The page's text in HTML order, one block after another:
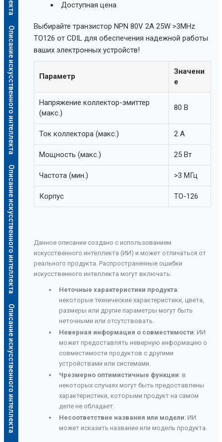
Описание искусственного интеллекта
Описание искусственного интеллекта
Описание искусственного интеллекта
Доступная цена
Выбирайте транзистор NPN 80V 2A 25W >3MHz
TO126 от CDIL для обеспечения надежной работы
ваших электронных устройств!
Параметр
Значени
е
Напряжение коллектор-эмиттер
(макс.)
80 В
Ток коллектора (макс.) 2 А
Мощность (макс.) 25 Вт
Частота (мин.) >3 МГц
Корпус TO-126
Данное описание создано с использованием
искусственного интеллекта (ИИ) и может отличаться от
реального продукта. Распространенные ошибки
искусственного интеллекта могут включать:
Неточные характеристики продукта:
некоторые технические характеристики, цвета,
размеры или другие параметры могут быть
неточными или отсутствовать.
Неверная информация о совместимости: ИИ
может предоставлять неверную информацию о
совместимости продуктов с другими
устройствами или системами.
Чрезмерно оптимистичные функции: в
некоторых случаях могут быть предоставлены
характеристики, которыми продукт на самом
деле не обладает.
Несоответствие названия или модели: ИИ
может исказить название или модель продукта.